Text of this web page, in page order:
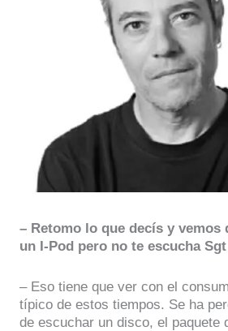
– Retomo lo que decís y vemos
un I-Pod pero no te escucha
– Eso tiene que ver con el
típico de estos tiempos. Se ha
de escuchar un disco, el paquete